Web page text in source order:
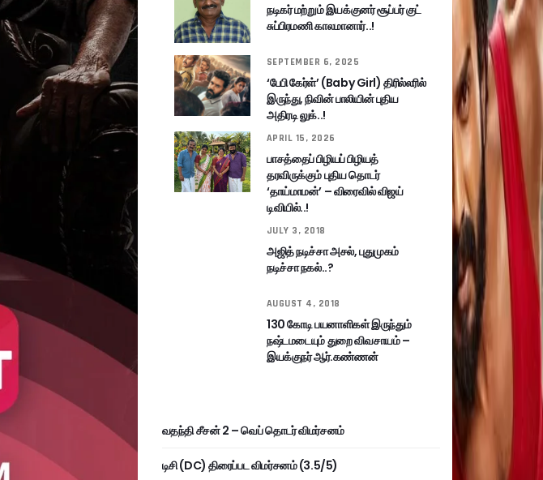
நடிகர் மற்றும் இயக்குனர் சூப்பர் குட்
சுப்பிரமணி காலமானார்..!
SEPTEMBER 6, 2025
‘பேபி கேர்ள்’ (Baby Girl) திரில்லரில்
இருந்து, நிவின் பாலியின் புதிய
அதிரடி லுக்..!
APRIL 15, 2026
பாசத்தைப் பிழியப் பிழியத்
தரவிருக்கும் புதிய தொடர்
‘தாய்மாமன்’ – விரைவில் விஜய்
டிவியில்..!
JULY 3, 2018
அஜித் நடிச்சா அசல், புதுமுகம்
நடிச்சா நகல்..?
AUGUST 4, 2018
130 கோடி பயனாளிகள் இருந்தும்
நஷ்டமடையும் துறை விவசாயம் –
இயக்குநர் ஆர்.கண்ணன்
வதந்தி சீசன் 2 – வெப் தொடர் விமர்சனம்
டிசி (DC) திரைப்பட விமர்சனம் (3.5/5)